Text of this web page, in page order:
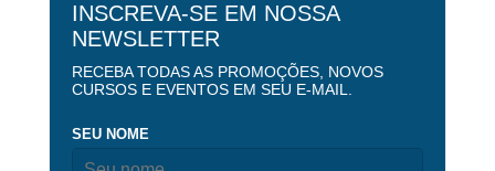
INSCREVA-SE EM NOSSA
NEWSLETTER
RECEBA TODAS AS PROMOÇÕES, NOVOS
CURSOS E EVENTOS EM SEU E-MAIL.
SEU NOME